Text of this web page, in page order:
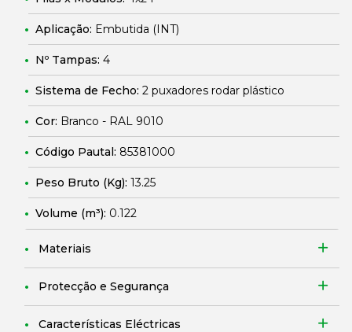
Aplicação: Embutida (INT)
Nº Tampas: 4
Sistema de Fecho: 2 puxadores rodar plástico
Cor: Branco - RAL 9010
Código Pautal: 85381000
Peso Bruto (Kg): 13.25
Volume (m³): 0.122
Materiais
Protecção e Segurança
Características Eléctricas